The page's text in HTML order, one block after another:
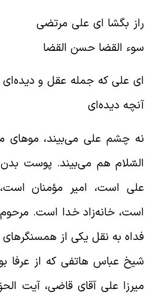
بگشا ای علی
القضا حسن القضا
علی که جمله عقل و
دیده‌ای
چشم علی می‌بیند، موهای
هم می‌بیند. پوست بدن
است، امیر مؤمنان است،
خانه‌زاد خدا است. مرحوم
به نقل یکی از همسنگرهای
عباس هاتفی که از عرفا
علی آقای قاضی، آیت الحق